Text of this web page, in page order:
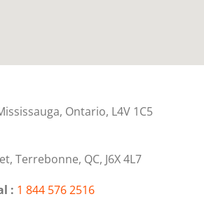
Ontario, L4V 1C5
Terrebonne, QC, J6X 4L7
: 1 844 576 2516